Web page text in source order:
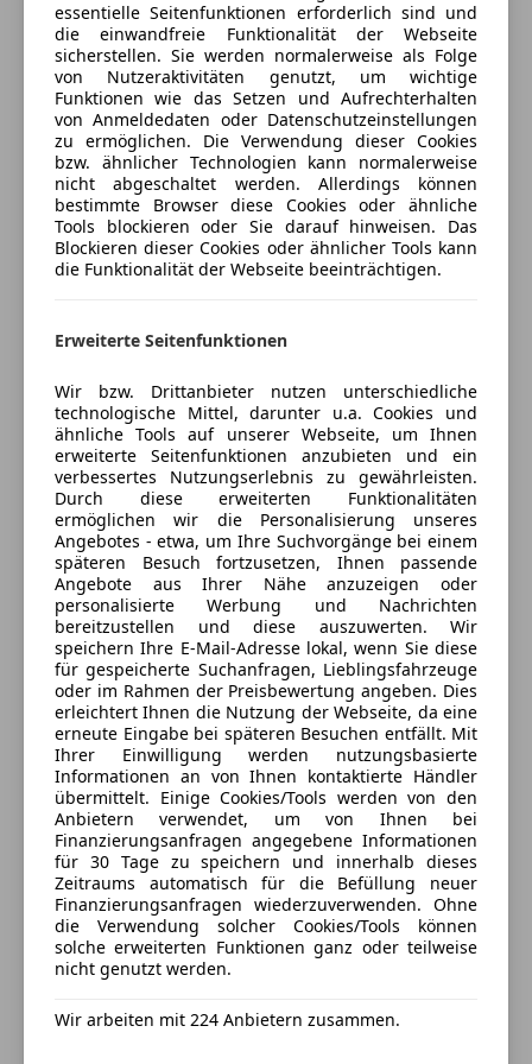
Alarmanlage
Beifahrerairbag
ESP
Fahrerairbag
Fernlichtassistent
Isofix
Kopfairbag
Kurvenlicht
LED-Scheinwerfer
LED-Tagfahrlicht
Notbremsassistent
Reifendruckkontrollsystem
Seitenairbag
Servolenkung
Tagfahrlicht
Traktionskontrolle
Wegfahrsperre
Zentralverriegelung
Extras
Alufelgen
Ambientebeleuchtung
Dachreling
Innenspiegel automatisch abblendend
Partikelfilter
Skisack
Umwelt, Sicherheit
Abgasnorm EU6 RDE II
Aktiver Fussgängerschutz
Aktustischer Fußgängerschutz
Beifahrerairbag-Deaktivierung
Diebstahl-Warnanlage mit Innenraumabsicherung
Innenspiegel mit Abblendautomatik
LED-Scheinwerfer
Reifen Druck Control
Scheinwerfer-Reinigungsanlage (SRA)
Zusatzumfänge RDE
Komfort, Innenausstattung
Ambiente-Beleuchtung
Armauflage vorn
Außenspiegel elektr. verstell- und heizbar
Automatische Heckklappenbetätigung
Bordcomputer
DAB-Tuner (Radioempfang digital)
Fensterheber elektrisch
Freisprecheinrichtung Bluetooth mit USB-/Audio-
Schnittstelle
Fussmatten in Velours
Geschwindigkeits-Regelanlage mit Bremsfunktion
Innen- und Aussenspiegel automatisch abblendend
Interieurleisten Oxidsilber dunkel matt mit
Akzentleiste Schwarz hochglänzend
Isofix-Aufnahmen für Kindersitz an Beifahrersitz
Isofix-Aufnahmen für Kindersitz an Rücksitz
Klimaautomatic
Klimaautomatik 2-Zonen mit autom. Umluft-
Control
Lederlenkrad
elektr. verstellbar
Kfz-Versicherung
Versicherungsschutz an Ihre Bedürfnisse
anpassen
Freischaden-Gutschein ab Stufe 0
Auto einfach online versichern & Rabatt holen
Verkäufer Händler
Unterberger Automobile GmbH & Co
Sternebewertung 4 von 5
4Sterne
(75% Weiterempfehlungen)
Anbieter auf AutoScout24 seit 2009
Stiglingen 75,
6850 Dornbirn, AT
Kontakt
Anbieter kontaktieren
Deine Nachricht
essentielle Seitenfunktionen erforderlich sind und
die einwandfreie Funktionalität der Webseite
sicherstellen. Sie werden normalerweise als Folge
von Nutzeraktivitäten genutzt, um wichtige
Funktionen wie das Setzen und Aufrechterhalten
von Anmeldedaten oder Datenschutzeinstellungen
zu ermöglichen. Die Verwendung dieser Cookies
bzw. ähnlicher Technologien kann normalerweise
nicht abgeschaltet werden. Allerdings können
bestimmte Browser diese Cookies oder ähnliche
Tools blockieren oder Sie darauf hinweisen. Das
Blockieren dieser Cookies oder ähnlicher Tools kann
die Funktionalität der Webseite beeinträchtigen.
Erweiterte Seitenfunktionen
Wir bzw. Drittanbieter nutzen unterschiedliche
technologische Mittel, darunter u.a. Cookies und
ähnliche Tools auf unserer Webseite, um Ihnen
erweiterte Seitenfunktionen anzubieten und ein
verbessertes Nutzungserlebnis zu gewährleisten.
Durch diese erweiterten Funktionalitäten
ermöglichen wir die Personalisierung unseres
Angebotes - etwa, um Ihre Suchvorgänge bei einem
späteren Besuch fortzusetzen, Ihnen passende
Angebote aus Ihrer Nähe anzuzeigen oder
personalisierte Werbung und Nachrichten
bereitzustellen und diese auszuwerten. Wir
speichern Ihre E-Mail-Adresse lokal, wenn Sie diese
für gespeicherte Suchanfragen, Lieblingsfahrzeuge
oder im Rahmen der Preisbewertung angeben. Dies
erleichtert Ihnen die Nutzung der Webseite, da eine
erneute Eingabe bei späteren Besuchen entfällt. Mit
Ihrer Einwilligung werden nutzungsbasierte
Informationen an von Ihnen kontaktierte Händler
übermittelt. Einige Cookies/Tools werden von den
Anbietern verwendet, um von Ihnen bei
Finanzierungsanfragen angegebene Informationen
für 30 Tage zu speichern und innerhalb dieses
Zeitraums automatisch für die Befüllung neuer
Finanzierungsanfragen wiederzuverwenden. Ohne
die Verwendung solcher Cookies/Tools können
solche erweiterten Funktionen ganz oder teilweise
nicht genutzt werden.
Wir arbeiten mit 224 Anbietern zusammen.